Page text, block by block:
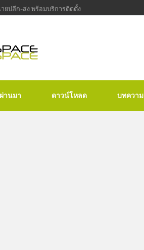
ปลีก-ส่ง พร้อมบริการติดตั้ง
านมา ดาวน์โหลด บทความ